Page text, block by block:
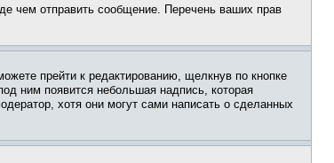
чем отправить сообщение. Перечень ваших прав
прейти к редактированию, щелкнув по кнопке
ним появится небольшая надпись, которая
хотя они могут сами написать о сделанных